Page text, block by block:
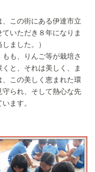
この街にある伊達市立
いただき８年になりま
ました。）
も、りんご等が栽培さ
と、それは美しく、ま
、この美しく恵まれた環
られ、そして熱心な先
ます。